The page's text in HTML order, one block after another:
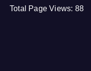
Total Page Views: 88